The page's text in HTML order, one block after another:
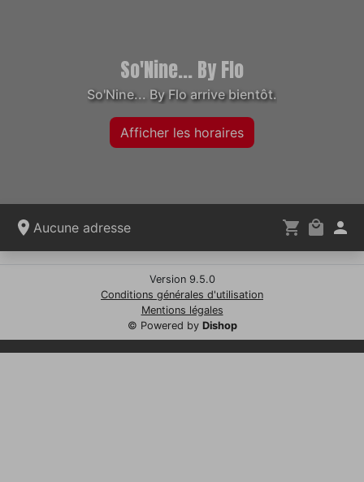
So'Nine... By Flo
So'Nine... By Flo arrive bientôt.
Afficher les horaires
Aucune adresse
Version 9.5.0
Conditions générales d'utilisation
Mentions légales
© Powered by Dishop